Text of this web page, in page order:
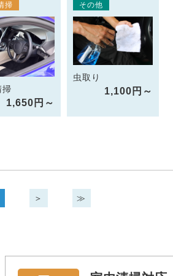
掃
掃
1,650円～
その他
虫取り
1,100円～
＞ ≫